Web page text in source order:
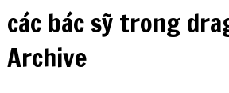
các bác sỹ trong
Archive